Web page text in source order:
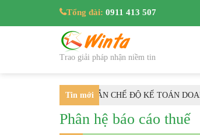
Tổng đài: 0911 413 507
Trao giải pháp nhận niềm tin
Tin mới
nhất
2025/TT-BTC HƯỚNG DẪN CHẾ ĐỘ KẾ TOÁN
Phân hệ báo cáo thuế